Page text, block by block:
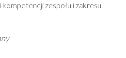
zespołu i zakresu